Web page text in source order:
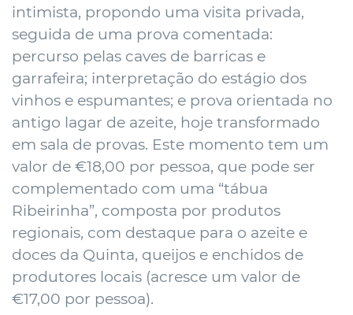
intimista, propondo uma visita privada,
seguida de uma prova comentada:
percurso pelas caves de barricas e
garrafeira; interpretação do estágio dos
vinhos e espumantes; e prova orientada no
antigo lagar de azeite, hoje transformado
em sala de provas. Este momento tem um
valor de €18,00 por pessoa, que pode ser
complementado com uma “tábua
Ribeirinha”, composta por produtos
regionais, com destaque para o azeite e
doces da Quinta, queijos e enchidos de
produtores locais (acresce um valor de
€17,00 por pessoa).